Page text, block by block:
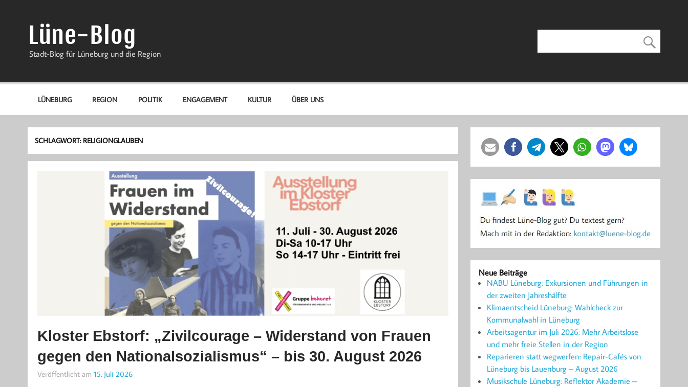
Lüne-Blog
Stadt-Blog für Lüneburg und die Region
LÜNEBURG REGION POLITIK ENGAGEMENT KULTUR ÜBER UNS
SCHLAGWORT: RELIGIONGLAUBEN
Kloster Ebstorf: „Zivilcourage – Widerstand von Frauen
gegen den Nationalsozialismus“ – bis 30. August 2026
Veröffentlicht am 15. Juli 2026
Neue Beiträge
NABU Lüneburg: Exkursionen und Führungen in
der zweiten Jahreshälfte
Klimaentscheid Lüneburg: Wahlcheck zur
Kommunalwahl in Lüneburg
Arbeitsagentur im Juli 2026: Mehr Arbeitslose
und mehr freie Stellen in der Region
Reparieren statt wegwerfen: Repair-Cafés von
Lüneburg bis Lauenburg – August 2026
Musikschule Lüneburg: Reflektor Akademie –